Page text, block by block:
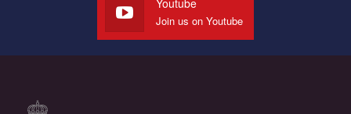
Все, что вам нужно сделать - это зайти на наш канал YouTube
по этой ссылке и поставить лайк под видео.
Join us on Youtube